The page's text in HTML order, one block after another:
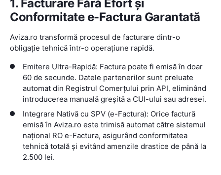
1. Facturare Fără Efort și
Conformitate e-Factura Garantată
Aviza.ro transformă procesul de facturare dintr-o
obligație tehnică într-o operațiune rapidă.
Emitere Ultra-Rapidă: Factura poate fi emisă în doar
60 de secunde. Datele partenerilor sunt preluate
automat din Registrul Comerțului prin API, eliminând
introducerea manuală greșită a CUI-ului sau adresei.
Integrare Nativă cu SPV (e-Factura): Orice factură
emisă în Aviza.ro este trimisă automat către sistemul
național RO e-Factura, asigurând conformitatea
tehnică totală și evitând amenzile drastice de până la
2.500 lei.